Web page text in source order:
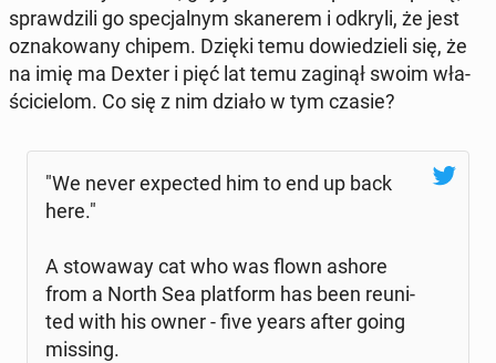
spraw­dzi­li go spe­cjal­nym ska­ne­rem i odkryli, że jest
ozna­ko­wa­ny chipem. Dzięki temu do­wie­dzie­li się, że
na imię ma Dexter i pięć lat temu zaginął swoim wła­
ści­cie­lom. Co się z nim działo w tym czasie?
"We never expec­ted him to end up back
here."
A sto­wa­way cat who was flown ashore
from a North Sea plat­form has been reu­ni­
ted with his owner - five years after going
missing.